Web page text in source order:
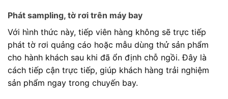
Phát sampling, tờ rơi trên máy bay
Với hình thức này, tiếp viên hàng không sẽ trực tiếp
phát tờ rơi quảng cáo hoặc mẫu dùng thử sản phẩm
cho hành khách sau khi đã ổn định chỗ ngồi. Đây là
cách tiếp cận trực tiếp, giúp khách hàng trải nghiệm
sản phẩm ngay trong chuyến bay.